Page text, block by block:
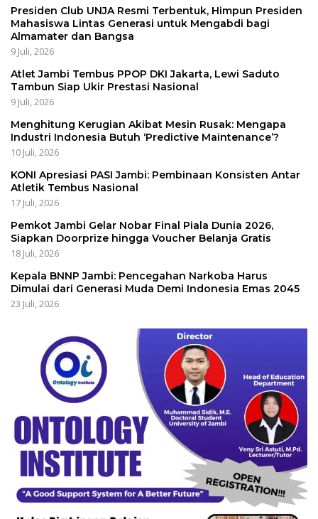
Presiden Club UNJA Resmi Terbentuk, Himpun Presiden
Mahasiswa Lintas Generasi untuk Mengabdi bagi
Almamater dan Bangsa
9 Juli, 2026
Atlet Jambi Tembus PPOP DKI Jakarta, Lewi Saduto
Tambun Siap Ukir Prestasi Nasional
9 Juli, 2026
Menghitung Kerugian Akibat Mesin Rusak: Mengapa
Industri Indonesia Butuh ‘Predictive Maintenance’?
10 Juli, 2026
KONI Apresiasi PASI Jambi: Pembinaan Konsisten Antar
Atletik Tembus Nasional
17 Juli, 2026
Pemkot Jambi Gelar Nobar Final Piala Dunia 2026,
Siapkan Doorprize hingga Voucher Belanja Gratis
18 Juli, 2026
Kepala BNNP Jambi: Pencegahan Narkoba Harus
Dimulai dari Generasi Muda Demi Indonesia Emas 2045
23 Juli, 2026